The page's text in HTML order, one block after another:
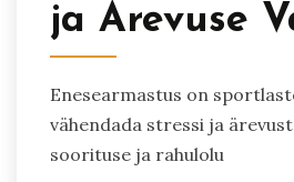
ja Ärevuse
Enesearmastus on
vähendada stressi ja
soorituse ja rahulolu